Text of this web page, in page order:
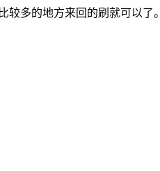
多的地方来回的刷就可以了。